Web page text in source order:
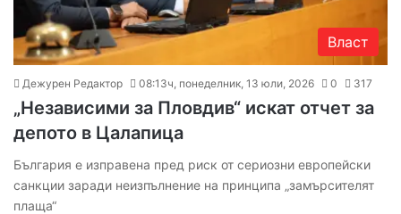
Власт
Дежурен Редактор 08:13ч, понеделник, 13 юли, 2026 0 317
„Независими за Пловдив“ искат отчет за
депото в Цалапица
България е изправена пред риск от сериозни европейски
санкции заради неизпълнение на принципа „замърсителят
плаща“